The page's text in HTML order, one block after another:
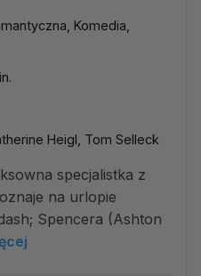
Komedia,
Heigl, Tom Selleck
specjalistka z
na urlopie
Spencera (Ashton